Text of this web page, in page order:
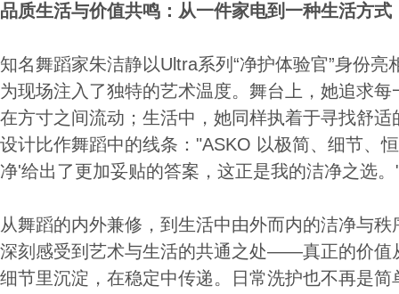
品质生活与价值共鸣：从一件家电到一种生活方式
知名舞蹈家朱洁静以Ultra系列“净护体验官”身份
为现场注入了独特的艺术温度。舞台上，她追求
在方寸之间流动；生活中，她同样执着于寻找舒
设计比作舞蹈中的线条："ASKO 以极简、细节、
净'给出了更加妥贴的答案，这正是我的洁净之选。
从舞蹈的内外兼修，到生活中由外而内的洁净与
深刻感受到艺术与生活的共通之处——真正的价值
细节里沉淀，在稳定中传递。日常洗护也不再是